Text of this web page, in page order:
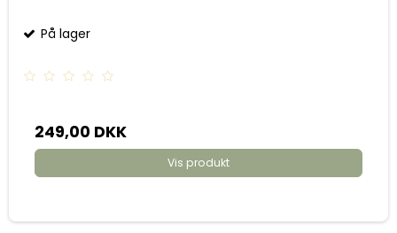
På lager
249,00 DKK
Vis produkt